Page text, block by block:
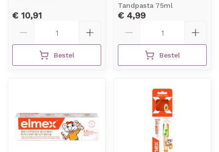
€ 10,91
Bestel
Tandpasta 75ml
€ 4,99
Bestel